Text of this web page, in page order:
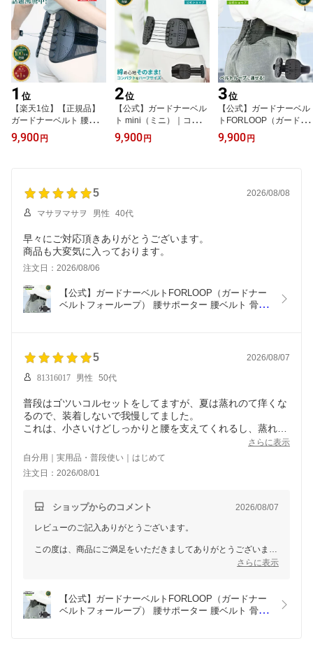
1 位
【楽天1位】【正規品】
ガードナーベルト 腰用ベ
ルト 骨盤サポーター コ
ルセット 骨盤矯正 腰痛
9,900円
2位
【公式】ガードナーベル
ト mini（ミニ）｜コンパ
クト腰サポートベルト｜
ガードナーベルトミニ｜
9,900円
3位
【公式】ガードナーベル
トFORLOOP（ガードナ
ーベルトフォーループ）
腰サポーター 腰ベルト
9,900円
5 2026/08/08
マサヲマサヲ 男性 40代
早々にご対応頂きありがとうございます。
商品も大変気に入っております。
注文日：2026/08/06
【公式】ガードナーベルトFORLOOP（ガードナー
ベルトフォーループ） 腰サポーター 腰ベルト 骨盤
5 2026/08/07
81316017 男性 50代
普段はゴツいコルセットをしてますが、夏は蒸れのて痒くな
るので、装着しないで我慢してました。
これは、小さいけどしっかりと腰を支えてくれるし、蒸れな
ウェスト84cmなので、Lサイズを買いましたが、ズボンのベ
ルトループに通すと、固定のマジックテープが着かなくなる
ので、
の作業中でも、1日中蒸れないのが何より良いです！
さらに表示
自分用｜実用品・普段使い｜はじめて
注文日：2026/08/01
ショップからのコメント 2026/08/07
レビューのご記入ありがとうございます。
この度は、商品にご満足をいただきましてありがとうございま
頂いた貴重なご意見やご感想は
今後の運営・開発の参考とさせていただきます。
さらに表示
【公式】ガードナーベルトFORLOOP（ガードナー
ベルトフォーループ） 腰サポーター 腰ベルト 骨盤